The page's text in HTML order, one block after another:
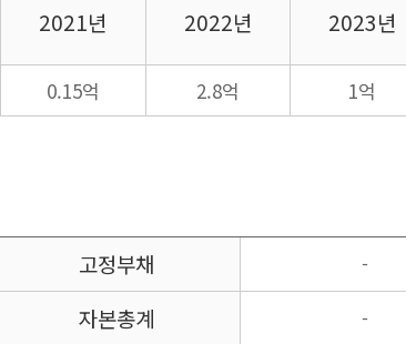
2021년 2022년 2023년
0.15억 2.8억 1억
고정부채 -
자본총계 -